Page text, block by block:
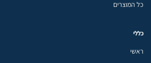
כל המוצרים
כללי
ראשי